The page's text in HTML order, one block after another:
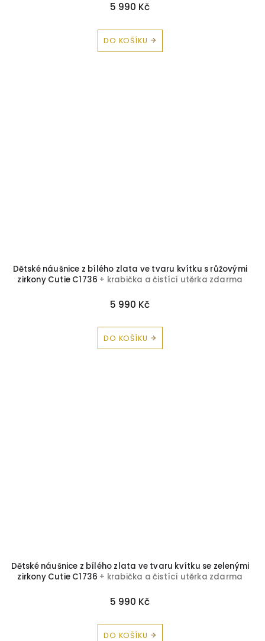
5 990 Kč
DO KOŠÍKU
Dětské náušnice z bílého zlata ve tvaru kvítku s růžovými
zirkony Cutie C1736 + krabička a čistící utěrka zdarma
5 990 Kč
DO KOŠÍKU
Dětské náušnice z bílého zlata ve tvaru kvítku se zelenými
zirkony Cutie C1736 + krabička a čistící utěrka zdarma
5 990 Kč
DO KOŠÍKU